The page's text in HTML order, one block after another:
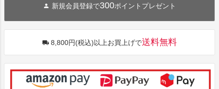
新規会員登録で300ポイントプレゼント
8,800円(税込)以上お買上げで送料無料